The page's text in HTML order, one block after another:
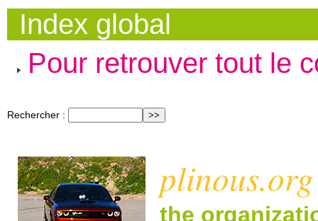
Index global
Pour retrouver tout le
Rechercher :
plinous.org
the